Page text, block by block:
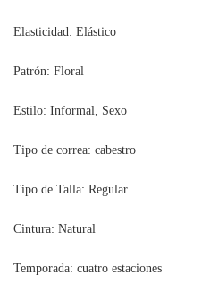
Elasticidad: Elástico
Patrón: Floral
Estilo: Informal, Sexo
Tipo de correa: cabestro
Tipo de Talla: Regular
Cintura: Natural
Temporada: cuatro estaciones